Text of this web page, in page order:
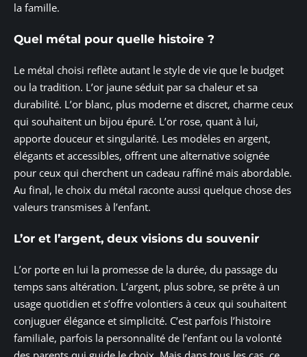
la famille.
Quel métal pour quelle histoire ?
Le métal choisi reflète autant le style de vie que le budget
ou la tradition. L’or jaune séduit par sa chaleur et sa
durabilité. L’or blanc, plus moderne et discret, charme ceux
qui souhaitent un bijou épuré. L’or rose, quant à lui,
apporte douceur et singularité. Les modèles en argent,
élégants et accessibles, offrent une alternative soignée
pour ceux qui cherchent un cadeau raffiné mais abordable.
Au final, le choix du métal raconte aussi quelque chose des
valeurs transmises à l’enfant.
L’or et l’argent, deux visions du souvenir
L’or porte en lui la promesse de la durée, du passage du
temps sans altération. L’argent, plus sobre, se prête à un
usage quotidien et s’offre volontiers à ceux qui souhaitent
conjuguer élégance et simplicité. C’est parfois l’histoire
familiale, parfois la personnalité de l’enfant ou la volonté